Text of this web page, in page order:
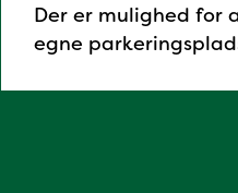
Der er mulighed for
egne